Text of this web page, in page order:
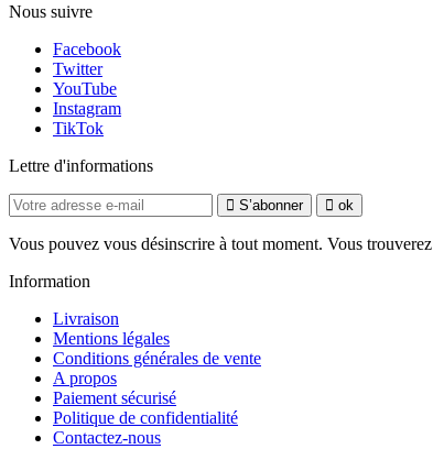
Nous suivre
Facebook
Twitter
YouTube
Instagram
TikTok
Lettre d'informations
S’abonner ok
Vous pouvez vous désinscrire à tout moment. Vous
Information
Livraison
Mentions légales
Conditions générales de vente
A propos
Paiement sécurisé
Politique de confidentialité
Contactez-nous